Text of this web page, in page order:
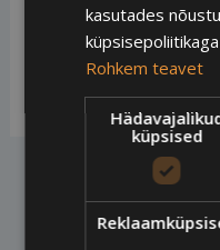
kasutades
Rohkem teavet
küpsised